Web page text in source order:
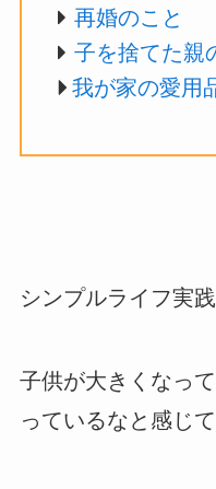
再婚のこと
子を捨てた親
我が家の愛用
シンプルライフ実
子供が大きくなっ
っているなと感じて